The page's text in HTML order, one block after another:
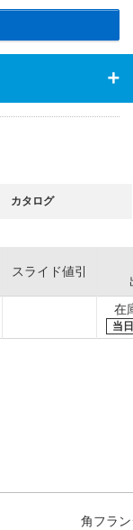
カタログ
スライド値引
在
当
角フラ